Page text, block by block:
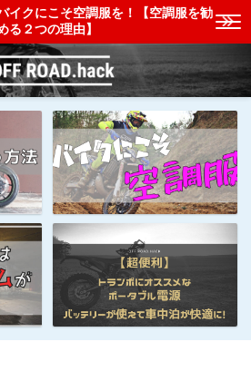
イクにこそ空調服を！【空調服を勧
る２つの理由】